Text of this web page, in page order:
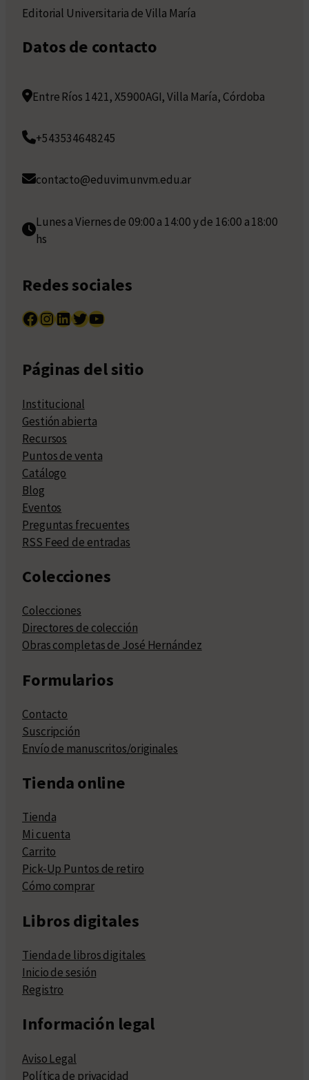
Editorial Universitaria de Villa María
Datos de contacto
Entre Ríos 1421, X5900AGI, Villa María, Córdoba
+543534648245
contacto@eduvim.unvm.edu.ar
Lunes a Viernes de 09:00 a 14:00 y de 16:00 a 18:00
hs
Redes sociales
Facebook InstagramLinkedIn Twitter YouTube
Páginas del sitio
Institucional
Gestión abierta
Recursos
Puntos de venta
Catálogo
Blog
Eventos
Preguntas frecuentes
RSS Feed de entradas
Colecciones
Colecciones
Directores de colección
Obras completas de José Hernández
Formularios
Contacto
Suscripción
Envío de manuscritos/originales
Tienda online
Tienda
Mi cuenta
Carrito
Pick-Up Puntos de retiro
Cómo comprar
Libros digitales
Tienda de libros digitales
Inicio de sesión
Registro
Información legal
Aviso Legal
Política de privacidad